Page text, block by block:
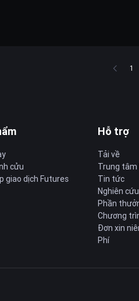
1
cửu
giao dịch Futures
Hỗ trợ
Tải về
Trung
Tin tức
Nghiên cứu
Phần
Chương
Đơn xin
Phí